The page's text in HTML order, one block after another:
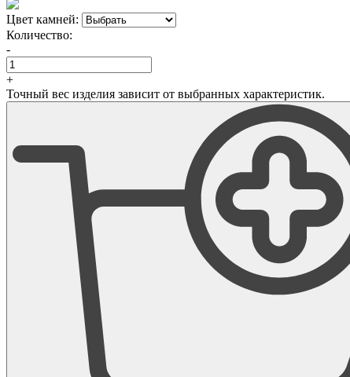
Цвет камней:
Количество:
-
+
Точный вес изделия зависит от выбранных характеристик.